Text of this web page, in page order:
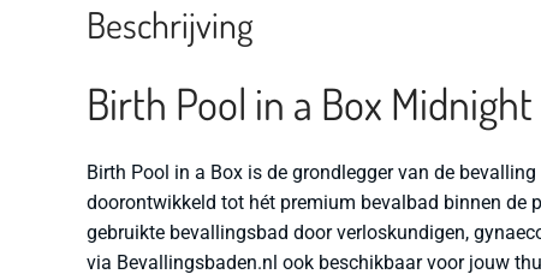
Beschrijving
Birth Pool in a Box
Birth Pool in a Box is de grondlegger van de
doorontwikkeld tot hét premium bevalbad binnen de
gebruikte bevallingsbad door verloskundigen,
via Bevallingsbaden.nl ook beschikbaar voor jouw